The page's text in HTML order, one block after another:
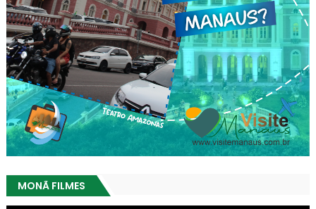
MONÃ FILMES